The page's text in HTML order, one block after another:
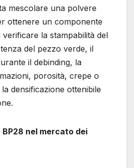
mescolare una polvere
ottenere un componente
verificare la stampabilità del
del pezzo verde, il
il debinding, la
porosità, crepe o
densificazione ottenibile
nel mercato dei